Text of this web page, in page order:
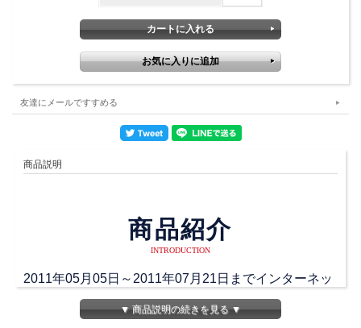
友達にメールですすめる
商品説明
商品紹介
INTRODUCTION
2011年05月05日～2011年07月21日までインターネッ
トラジオステーション＜音泉＞にて配信された『バカ
とテストと召喚獣 文月学園放送部』（第57～64回）
▼ 商品説明の続きを見る ▼